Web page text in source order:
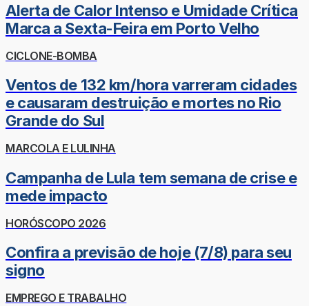
Alerta de Calor Intenso e Umidade Crítica
Marca a Sexta-Feira em Porto Velho
CICLONE-BOMBA
Ventos de 132 km/hora varreram cidades
e causaram destruição e mortes no Rio
Grande do Sul
MARCOLA E LULINHA
Campanha de Lula tem semana de crise e
mede impacto
HORÓSCOPO 2026
Confira a previsão de hoje (7/8) para seu
signo
EMPREGO E TRABALHO